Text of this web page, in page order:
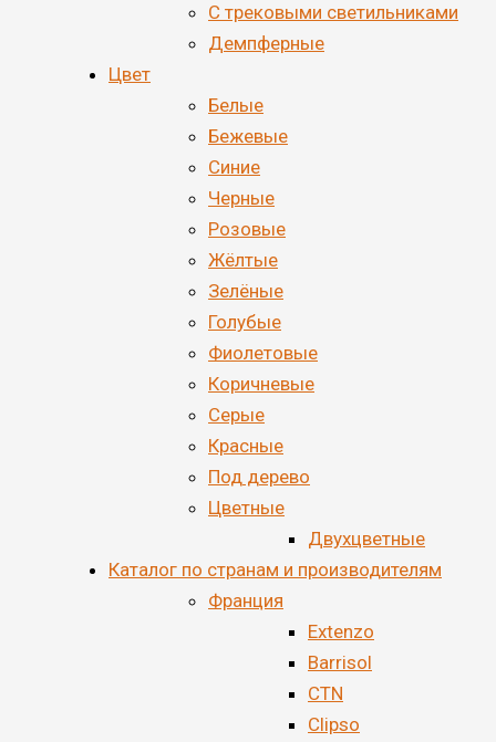
С трековыми светильниками
Демпферные
Цвет
Белые
Бежевые
Синие
Черные
Розовые
Жёлтые
Зелёные
Голубые
Фиолетовые
Коричневые
Серые
Красные
Под дерево
Цветные
Двухцветные
Каталог по странам и производителям
Франция
Extenzo
Barrisol
CTN
Clipso